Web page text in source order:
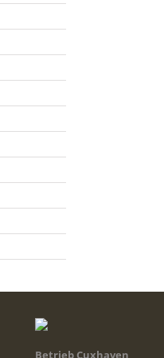
Betrieb Cuxhaven